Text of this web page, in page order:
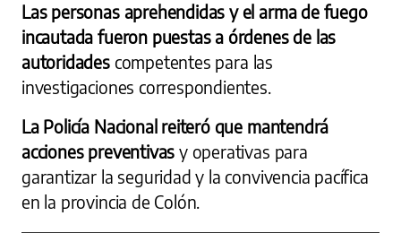
Las personas aprehendidas y el arma de fuego
incautada fueron puestas a órdenes de las
autoridadescompetentes para las
investigaciones correspondientes.
La Policía Nacional reiteró que mantendrá
acciones preventivas y operativas para
garantizar la seguridad y la convivencia pacífica
en la provincia de Colón.